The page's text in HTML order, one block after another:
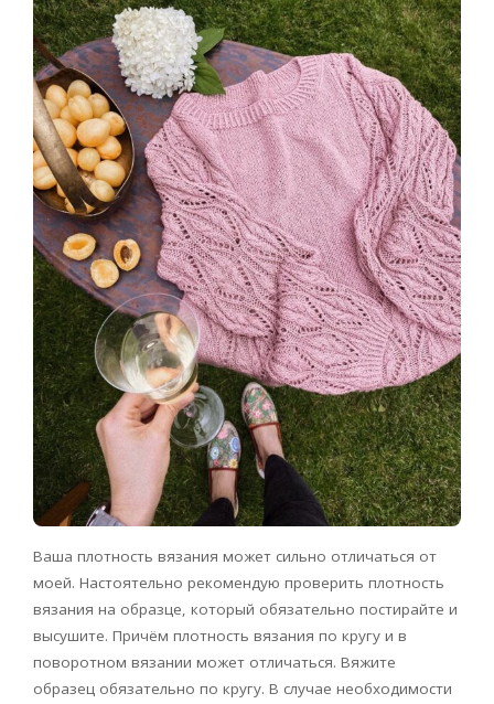
Ваша плотность вязания может сильно отличаться от
моей. Настоятельно рекомендую проверить плотность
вязания на образце, который обязательно постирайте и
высушите. Причём плотность вязания по кругу и в
поворотном вязании может отличаться. Вяжите
образец обязательно по кругу. В случае необходимости